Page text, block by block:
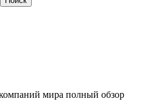
мира полный обзор